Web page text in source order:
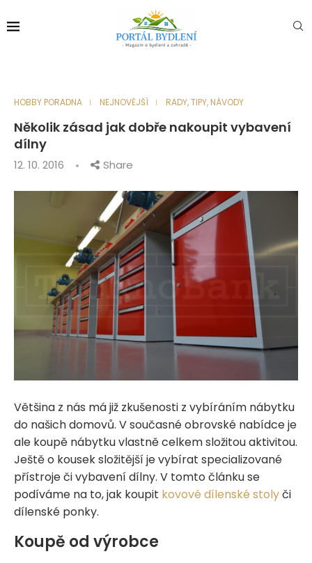
HOBBY PORADNA NEJNOVĚJŠÍ RADY, TIPY, NÁVODY
Několik zásad jak dobře nakoupit vybavení
dílny
12. 10. 2016 Share
Většina z nás má již zkušenosti z vybíráním nábytku
do našich domovů. V současné obrovské nabídce je
ale koupě nábytku vlastně celkem složitou aktivitou.
Ještě o kousek složitější je vybírat specializované
přístroje či vybavení dílny. V tomto článku se
podíváme na to, jak koupit kovové dílenské stolyči
dílenské ponky.
Koupě od výrobce